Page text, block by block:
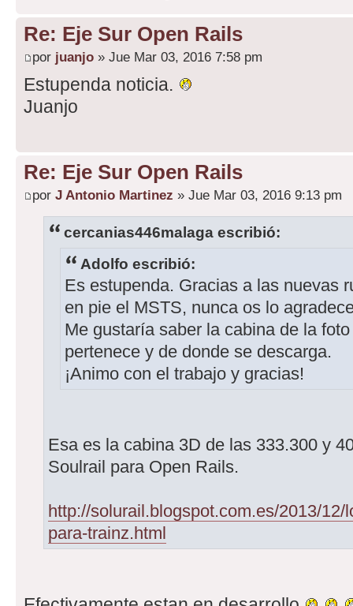
Re: Eje Sur Open Rails
por juanjo » Jue Mar 03, 2016 7:58 pm
Estupenda noticia.
Juanjo
Re: Eje Sur Open Rails
por J Antonio Martinez » Jue Mar 03, 2016 9:13 pm
cercanias446malaga escribió:
Adolfo escribió:
Es estupenda. Gracias a las nuevas
en pie el MSTS, nunca os lo
Me gustaría saber la cabina de la
pertenece y de donde se descarga.
¡Animo con el trabajo y gracias!
Esa es la cabina 3D de las 333.300 y
Soulrail para Open Rails.
http://solurail.blogspot.com.es/2013/
para-trainz.html